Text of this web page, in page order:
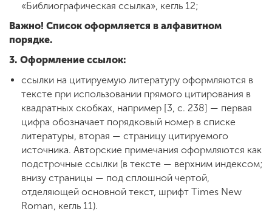
«Библиографическая ссылка», кегль 12;
Важно! Список оформляется в алфавитном
порядке.
3. Оформление ссылок:
ссылки на цитируемую литературу оформляются в
тексте при использовании прямого цитирования в
квадратных скобках, например [3, с. 238] — первая
цифра обозначает порядковый номер в списке
литературы, вторая — страницу цитируемого
источника. Авторские примечания оформляются как
подстрочные ссылки (в тексте — верхним индексом;
внизу страницы — под сплошной чертой,
отделяющей основной текст, шрифт Times New
Roman, кегль 11).